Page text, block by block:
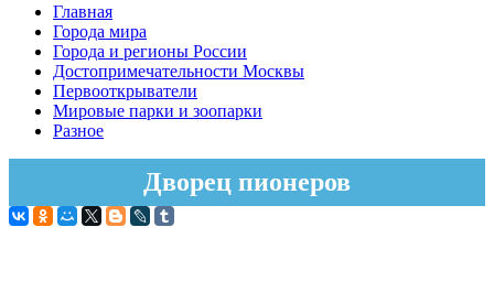
Главная
Города мира
Города и регионы России
Достопримечательности Москвы
Первооткрыватели
Мировые парки и зоопарки
Разное
Дворец пионеров